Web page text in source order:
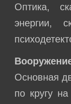
Оптика,
энергии,
Основная
по кругу